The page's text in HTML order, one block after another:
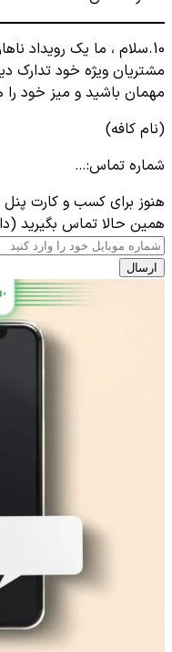
10.سلام ، ما یک رویداد
مشتریان ویژه خود تدارک
مهمان باشید و میز خود را
(نام کافه)
شماره تماس:…
هنوز برای کسب و کارت پنل
همین حالا تماس بگیرید
ارسال